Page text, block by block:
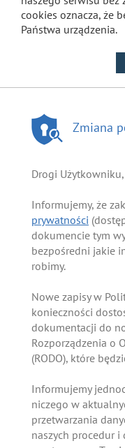
cookies oznacza, że
Państwa urządzenia.
Zmiana
Drogi Użytkowniku,
Informujemy, że
prywatności
dokumencie tym
bezpośredni jakie
robimy.
Nowe zapisy w
konieczności
dokumentacji do
Rozporządzenia o
(RODO), które
Informujemy
niczego w
przetwarzania
naszych procedur i